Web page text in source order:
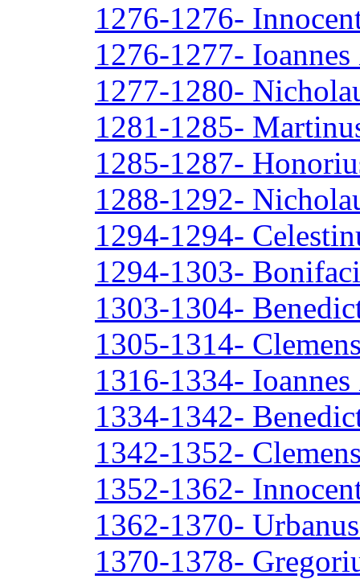
1276-1276-
1276-1277-
1277-1280-
1281-1285-
1285-1287-
1288-1292-
1294-1294-
1294-1303-
1303-1304-
1305-1314-
1316-1334-
1334-1342-
1342-1352-
1352-1362-
1362-1370-
1370-1378-